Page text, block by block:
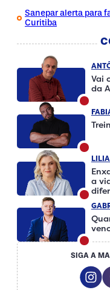
Sanepar alerta para
Curitiba
Vai
da
a
SIGA A